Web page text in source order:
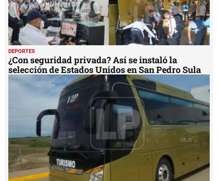
DEPORTES
¿Con seguridad privada? Así se instaló la
selección de Estados Unidos en San Pedro Sula